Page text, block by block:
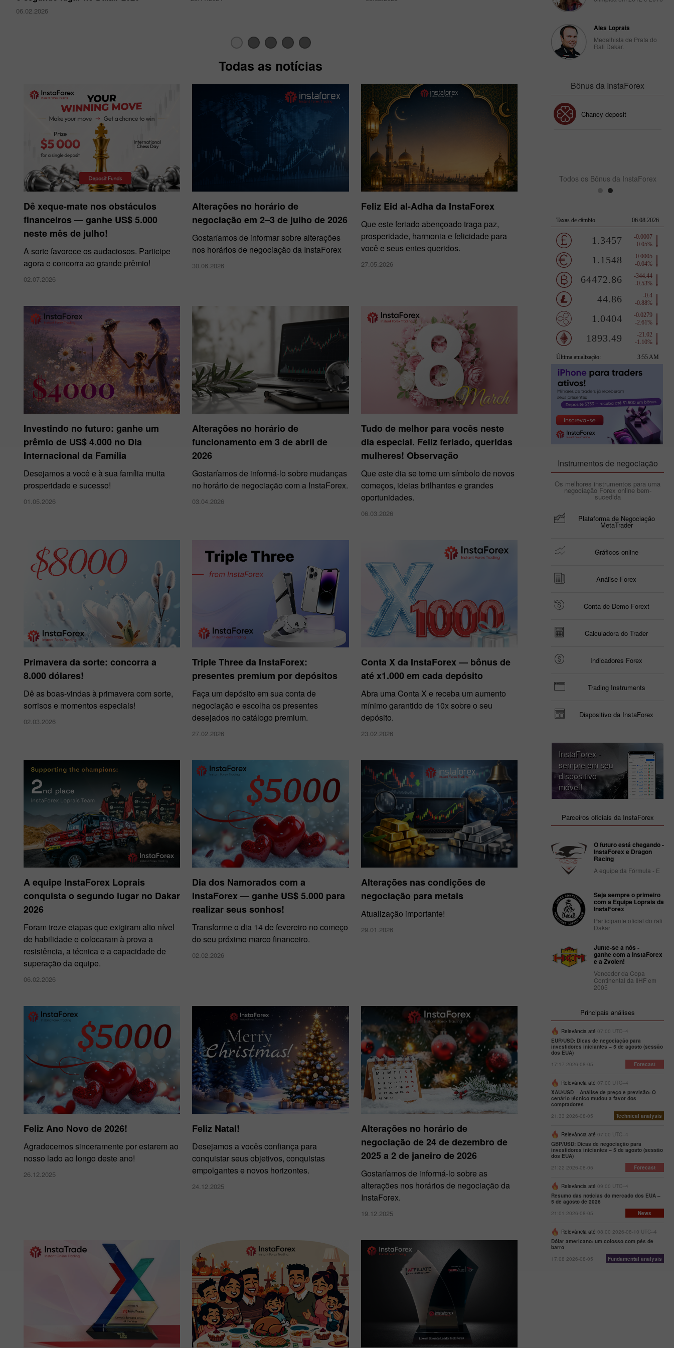
06.02.2026 08.12.2022
Todas as notícias
Dê xeque-mate nos obstáculos
financeiros — ganhe US$ 5.000
neste mês de julho!
A sorte favorece os audaciosos. Participe
agora e concorra ao grande prêmio!
02.07.2026
Alterações no horário de
negociação em 2–3 de julho de 2026
Gostaríamos de informar sobre alterações
nos horários de negociação da InstaForex
30.06.2026
Feliz Eid al-Adha da InstaForex
Que este feriado abençoado traga paz,
prosperidade, harmonia e felicidade para
você e seus entes queridos.
27.05.2026
Investindo no futuro: ganhe um
prêmio de US$ 4.000 no Dia
Internacional da Família
Desejamos a você e à sua família muita
prosperidade e sucesso!
01.05.2026
Alterações no horário de
funcionamento em 3 de abril de
2026
Gostaríamos de informá-lo sobre mudanças
no horário de negociação com a InstaForex.
03.04.2026
Tudo de melhor para vocês neste
dia especial. Feliz feriado, queridas
mulheres! Observação
Que este dia se torne um símbolo de novos
começos, ideias brilhantes e grandes
oportunidades.
06.03.2026
Primavera da sorte: concorra a
8.000 dólares!
Dê as boas-vindas à primavera com sorte,
sorrisos e momentos especiais!
02.03.2026
Triple Three da InstaForex:
presentes premium por depósitos
Faça um depósito em sua conta de
negociação e escolha os presentes
desejados no catálogo premium.
27.02.2026
Conta X da InstaForex — bônus de
até x1.000 em cada depósito
Abra uma Conta X e receba um aumento
mínimo garantido de 10x sobre o seu
depósito.
23.02.2026
A equipe InstaForex Loprais
conquista o segundo lugar no Dakar
2026
Foram treze etapas que exigiram alto nível
de habilidade e colocaram à prova a
resistência, a técnica e a capacidade de
superação da equipe.
06.02.2026
Dia dos Namorados com a
InstaForex — ganhe US$ 5.000 para
realizar seus sonhos!
Transforme o dia 14 de fevereiro no começo
do seu próximo marco financeiro.
02.02.2026
Alterações nas condições de
negociação para metais
Atualização importante!
29.01.2026
Feliz Ano Novo de 2026!
Agradecemos sinceramente por estarem ao
nosso lado ao longo deste ano!
26.12.2025
Feliz Natal!
Desejamos a vocês confiança para
conquistar seus objetivos, conquistas
empolgantes e novos horizontes.
24.12.2025
Alterações no horário de
negociação de 24 de dezembro de
2025 a 2 de janeiro de 2026
Gostaríamos de informá-lo sobre as
alterações nos horários de negociação da
InstaForex.
19.12.2025
Ales Loprais
Medalhista de Prata do
Rali Dakar.
Bônus da InstaForex
Bônus de 30%
Bônus do Clube da
InstaForex
Chancy deposit Bônus de 30%
Bônus do Clube da
Chancy deposit
Todos os Bônus da InstaForex
Instrumentos de negociação
Os melhores instrumentos para uma
negociação Forex online bem-
sucedida
Plataforma de Negociação
MetaTrader
Gráficos online
Análise Forex
Conta de Demo Forext
Calculadora do Trader
Indicadores Forex
Trading Instruments
Dispositivo da InstaForex
InstaForex -
sempre em seu
dispositivo
móvel!
Parceiros oficiais da InstaForex
O futuro está chegando -
InstaForex e Dragon
Racing
A equipe da Fórmula - E
Seja sempre o primeiro
com a Equipe Loprais da
InstaForex
Participante oficial do rali
Dakar
Junte-se a nós -
ganhe com a InstaForex
e a Zvolen!
Vencedor da Copa
Continental da IIHF em
2005
Principais análises
Relevância até 07:00 UTC--4
EUR/USD: Dicas de negociação para
investidores iniciantes – 5 de agosto (sessão
dos EUA)
17:17 2026-08-05
Forecast
Relevância até 07:00 UTC--4
XAU/USD – Análise de preço e previsão: O
cenário técnico mudou a favor dos
compradores
21:33 2026-08-05
Technical analysis
Relevância até 07:00 UTC--4
GBP/USD: Dicas de negociação para
investidores iniciantes – 5 de agosto (sessão
dos EUA)
21:22 2026-08-05
Forecast
Relevância até 09:00 UTC--4
Resumo das notícias do mercado dos EUA –
5 de agosto de 2026
21:01 2026-08-05
News
Relevância até 08:00 2026-08-10 UTC--4
Dólar americano: um colosso com pés de
barro
17:08 2026-08-05
Fundamental analysis